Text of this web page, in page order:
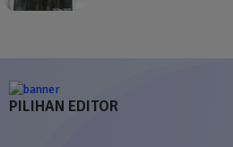
PILIHAN EDITOR